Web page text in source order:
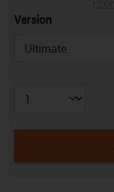
Versionauswählen